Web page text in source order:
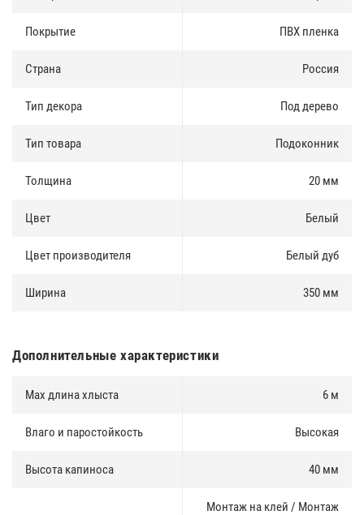
Покрытие ПВХ пленка
Страна Россия
Тип декора Под дерево
Тип товара Подоконник
Толщина 20 мм
Цвет Белый
Цвет производителя Белый дуб
Ширина 350 мм
Дополнительные характеристики
Max длина хлыста 6 м
Влаго и паростойкость Высокая
Высота капиноса 40 мм
Монтаж на клей / Монтаж